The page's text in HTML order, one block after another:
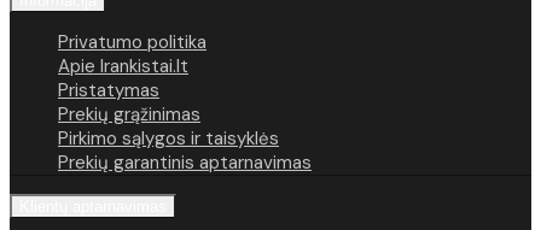
Privatumo politika
Apie Irankistai.lt
Pristatymas
Prekių grąžinimas
Pirkimo sąlygos ir taisyklės
Prekių garantinis aptarnavimas